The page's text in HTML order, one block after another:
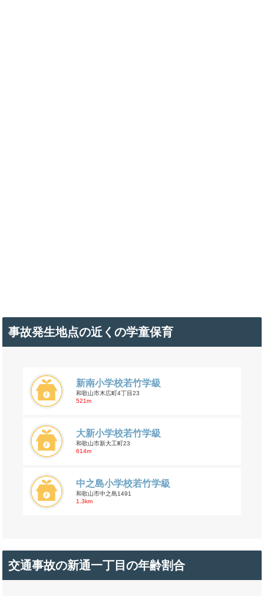
事故発生地点の近くの学童保育
新南小学校若竹学級
和歌山市木広町4丁目23
521m
大新小学校若竹学級
和歌山市新大工町23
614m
中之島小学校若竹学級
和歌山市中之島1491
1.3km
交通事故の新通一丁目の年齢割合